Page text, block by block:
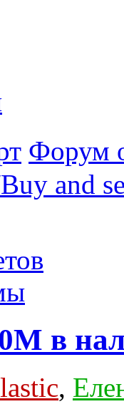
Форум
and
в
,